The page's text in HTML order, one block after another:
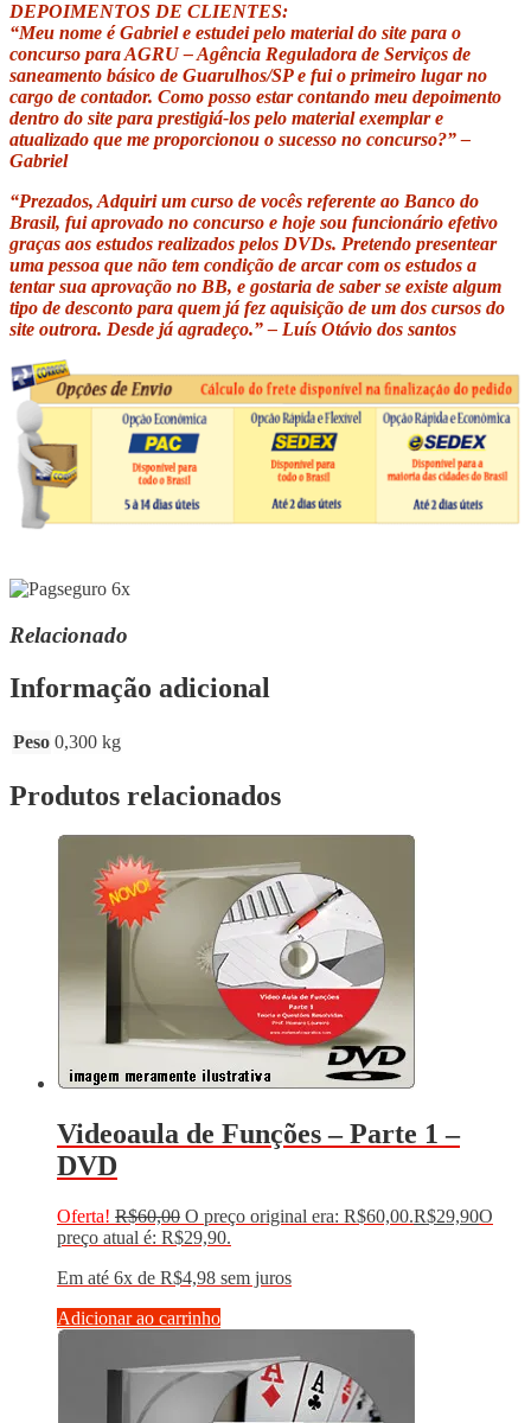
DEPOIMENTOS DE CLIENTES:
“Meu nome é Gabriel e estudei pelo material do site para o
concurso para AGRU – Agência Reguladora de Serviços de
saneamento básico de Guarulhos/SP e fui o primeiro lugar no
cargo de contador. Como posso estar contando meu depoimento
dentro do site para prestigiá-los pelo material exemplar e
atualizado que me proporcionou o sucesso no concurso?” –
Gabriel
“Prezados, Adquiri um curso de vocês referente ao Banco do
Brasil, fui aprovado no concurso e hoje sou funcionário efetivo
graças aos estudos realizados pelos DVDs. Pretendo presentear
uma pessoa que não tem condição de arcar com os estudos a
tentar sua aprovação no BB, e gostaria de saber se existe algum
tipo de desconto para quem já fez aquisição de um dos cursos do
site outrora. Desde já agradeço.” – Luís Otávio dos santos
Relacionado
Informação adicional
Peso 0,300 kg
Produtos relacionados
Videoaula de Funções – Parte 1 –
DVD
Oferta! R$60,00 O preço original era: R$60,00.R$29,90O
preço atual é: R$29,90.
Em até 6x de R$4,98 sem juros
Adicionar ao carrinho